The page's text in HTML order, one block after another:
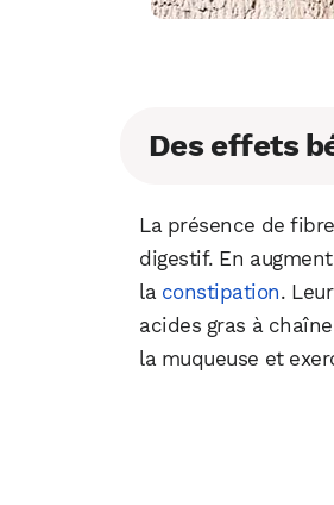
Des effets
La présence de
digestif. En
la constipation.
acides gras à
la muqueuse et